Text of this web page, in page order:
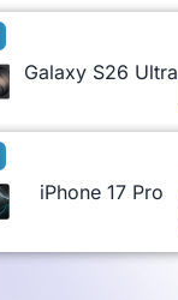
Galaxy S26 Ultra
iPhone 17 Pro